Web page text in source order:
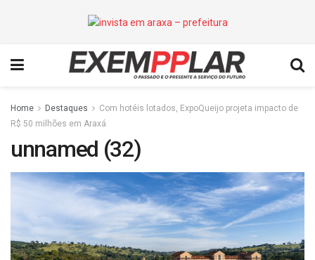
Home Destaques
Com hotéis lotados, ExpoQueijo projeta impacto de
R$ 50 milhões em Araxá
unnamed (32)